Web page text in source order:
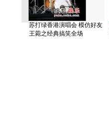
苏打绿香港演唱会 模仿好友
王菀之经典搞笑全场